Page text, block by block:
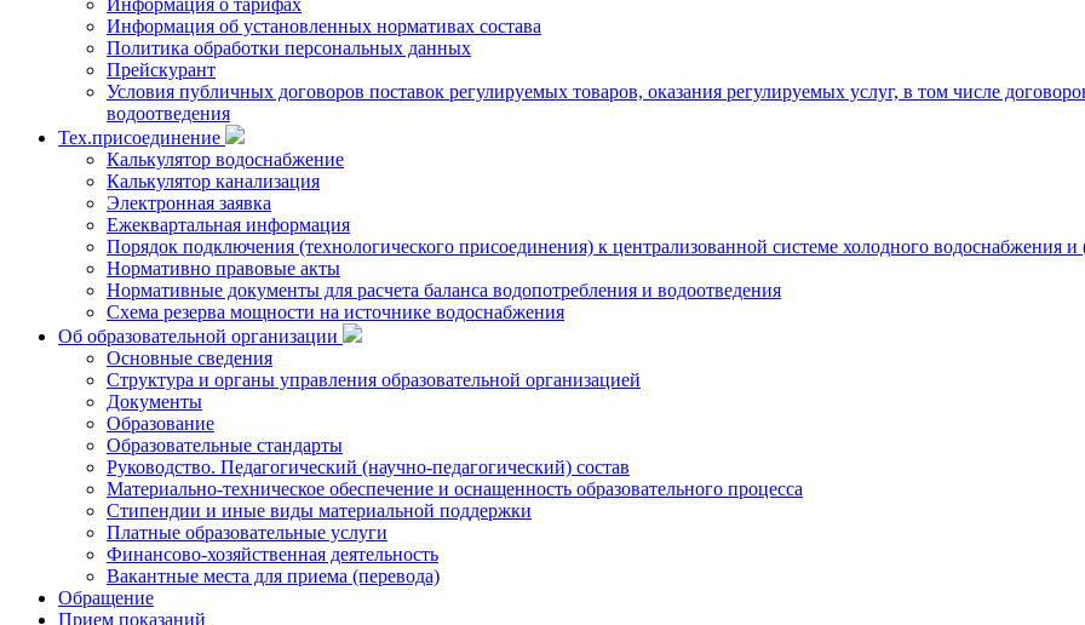
Информация о тарифах
Информация об установленных нормативах состава
Политика обработки персональных данных
Прейскурант
Условия публичных договоров поставок регулируемых товаров, оказания регулируемых услуг, в том числе
водоотведения
Тех.присоединение
Калькулятор водоснабжение
Калькулятор канализация
Электронная заявка
Ежеквартальная информация
Порядок подключения (технологического присоединения) к централизованной системе холодного водоснабжения
Нормативно правовые акты
Нормативные документы для расчета баланса водопотребления и водоотведения
Схема резерва мощности на источнике водоснабжения
Об образовательной организации
Основные сведения
Структура и органы управления образовательной организацией
Документы
Образование
Образовательные стандарты
Руководство. Педагогический (научно-педагогический) состав
Материально-техническое обеспечение и оснащенность образовательного процесса
Стипендии и иные виды материальной поддержки
Платные образовательные услуги
Финансово-хозяйственная деятельность
Вакантные места для приема (перевода)
Обращение
Прием показаний